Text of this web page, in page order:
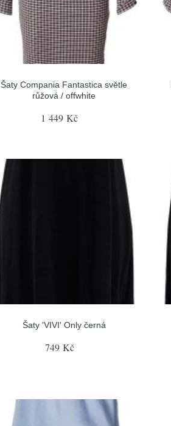
Šaty Compania Fantastica světle
růžová / offwhite
1 449 Kč
Šaty 'VIVI' Only černá
749 Kč